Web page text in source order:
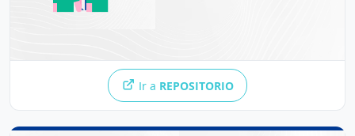
protección de la propiedad intelectual, contando con
Ir a REPOSITORIO